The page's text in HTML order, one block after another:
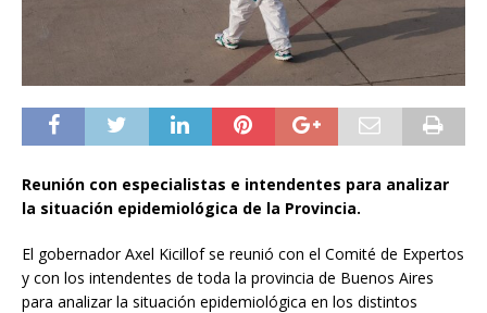
Reunión con especialistas e intendentes para analizar
la situación epidemiológica de la Provincia.
El gobernador Axel Kicillof se reunió con el Comité de Expertos
y con los intendentes de toda la provincia de Buenos Aires
para analizar la situación epidemiológica en los distintos